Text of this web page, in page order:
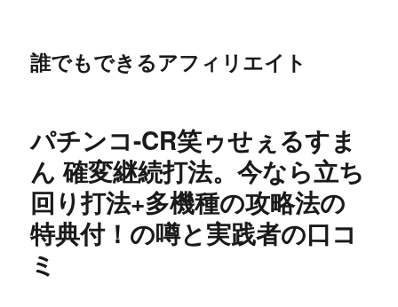
誰でもできるアフィリエイト
パチンコ-CR笑ゥせぇるすま
ん 確変継続打法。今なら立ち
回り打法+多機種の攻略法の
特典付！の噂と実践者の口コ
ミ